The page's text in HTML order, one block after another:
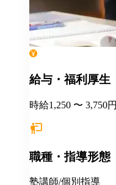
給与・福利厚生
時給1,250 〜 3,750円
職種・指導形態
塾講師/個別指導